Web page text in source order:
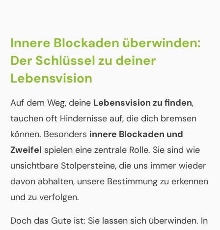
Innere Blockaden überwinden:
Der Schlüssel zu deiner
Lebensvision
Auf dem Weg, deine Lebensvision zu finden,
tauchen oft Hindernisse auf, die dich bremsen
können. Besonders innere Blockaden und
Zweifel spielen eine zentrale Rolle. Sie sind wie
unsichtbare Stolpersteine, die uns immer wieder
davon abhalten, unsere Bestimmung zu erkennen
und zu verfolgen.
Doch das Gute ist: Sie lassen sich überwinden. In